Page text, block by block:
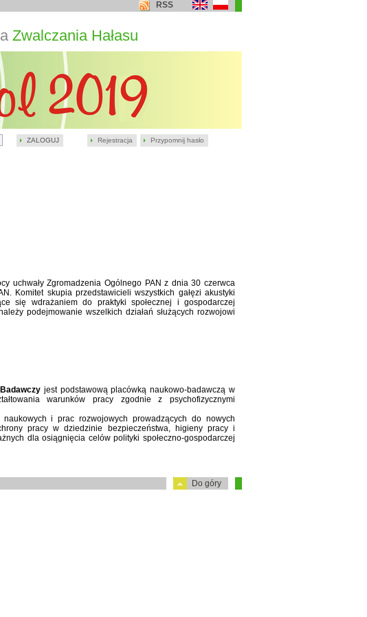
ZALOGUJ Rejestracja Przypomnij hasło
RSS
Zwalczania Hałasu
uchwały Zgromadzenia Ogólnego PAN z dnia 30 czerwca
Komitet skupia przedstawicieli wszystkich gałęzi akustyki
się wdrażaniem do praktyki społecznej i gospodarczej
podejmowanie wszelkich działań służących rozwojowi
jest podstawową placówką naukowo-badawczą w
warunków pracy zgodnie z psychofizycznymi
i prac rozwojowych prowadzących do nowych
pracy w dziedzinie bezpieczeństwa, higieny pracy i
dla osiągnięcia celów polityki społeczno-gospodarczej
Do góry